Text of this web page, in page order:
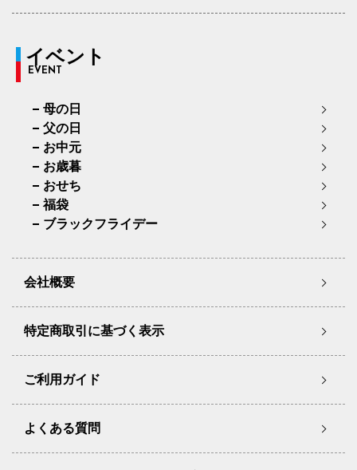
イベント
EVENT
母の日
父の日
お中元
お歳暮
おせち
福袋
ブラックフライデー
会社概要
特定商取引に基づく表示
ご利用ガイド
よくある質問